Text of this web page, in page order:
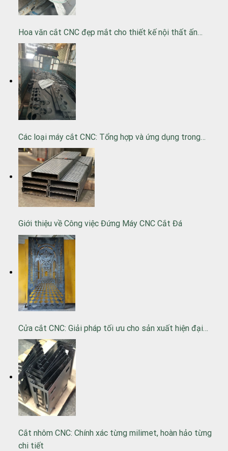
Hoa văn cắt CNC đẹp mắt cho thiết kế nội thất ấn…
Các loại máy cắt CNC: Tổng hợp và ứng dụng trong…
Giới thiệu về Công việc Đứng Máy CNC Cắt Đá
Cửa cắt CNC: Giải pháp tối ưu cho sản xuất hiện đại…
Cắt nhôm CNC: Chính xác từng milimet, hoàn hảo từng
chi tiết